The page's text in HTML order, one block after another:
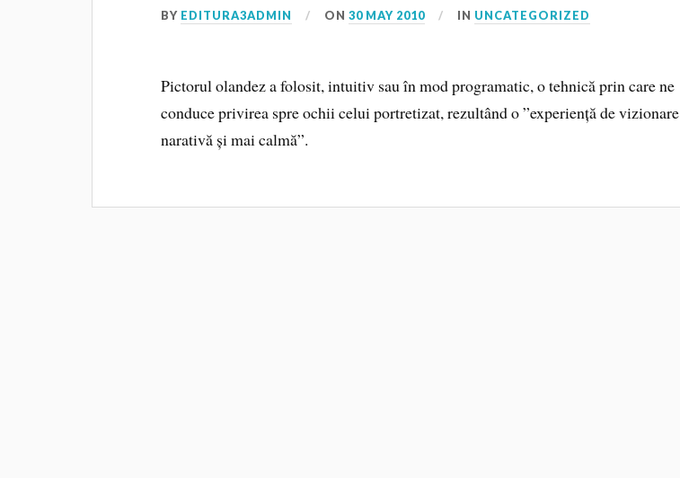
BY EDITURA3ADMIN ON30 MAY 2010 IN UNCATEGORIZED
Pictorul olandez a folosit, intuitiv sau în mod programatic, o tehnică prin care ne
conduce privirea spre ochii celui portretizat, rezultând o ”experiență de vizionare
narativă și mai calmă”.